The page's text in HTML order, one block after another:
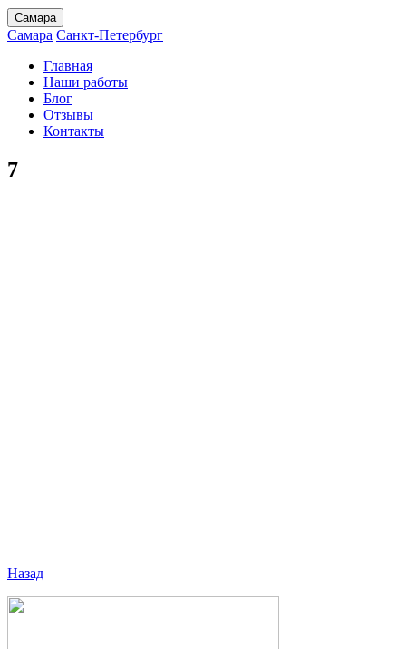
Самара
Самара Санкт-Петербург
Главная
Наши работы
Блог
Отзывы
Контакты
7
Назад